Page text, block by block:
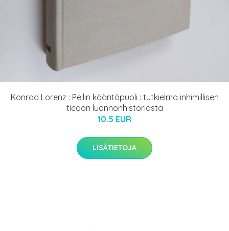
Konrad Lorenz : Peilin kääntöpuoli : tutkielma inhimillisen
tiedon luonnonhistoriasta
10.5 EUR
LISÄTIETOJA